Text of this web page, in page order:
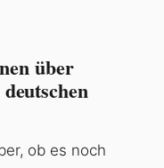
über
ob es noch